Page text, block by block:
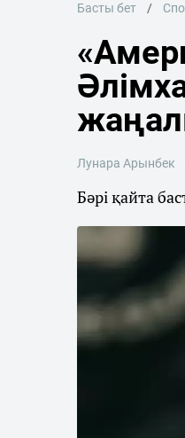
Басты бет
Лунара Арынбек
Бәрі қайта